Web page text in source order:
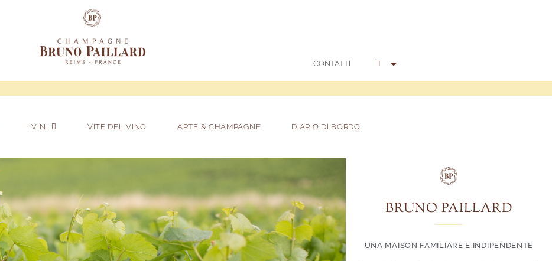
CONTATTI IT
日本語
I VINI VITE DEL VINO ARTE & CHAMPAGNE DIARIO DI BORDO
BRUNO PAILLARD
UNA MAISON FAMILIARE E INDIPENDENTE